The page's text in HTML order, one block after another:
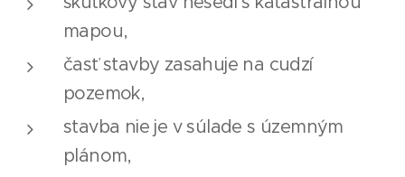
mapou,
časť stavby zasahuje na cudzí
pozemok,
stavba nie je v súlade s územným
plánom,